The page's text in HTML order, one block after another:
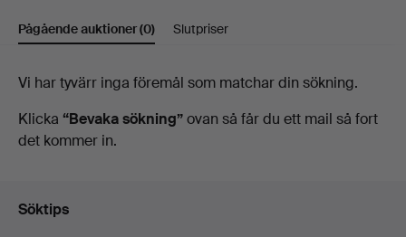
på
Kunstauktioner
Pågående auktioner(0) Slutpriser
Pågående
auktioner
Vi har tyvärr inga föremål som matchar din sökning.
Klicka “Bevaka sökning”ovan så får du ett mail så fort
det kommer in.
Söktips